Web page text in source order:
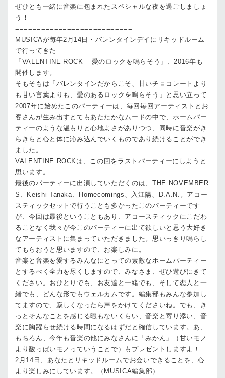
ぜひとも一緒に音楽に包まれたスペシャルな夜を過ごしましょ
う！
===========================
MUSICAが毎年2月14日・バレンタインデイにリキッドルーム
で行ってきた
「VALENTINE ROCK – 愛のロックを鳴らそう」、2016年も
開催します。
そもそもは「バレンタインだからこそ、甘いチョコレートより
も甘い言葉よりも、愛のあるロックを鳴らそう」と思い立って
2007年に始めたこのパーティーは、毎回毎回アーティストとお
客さんが生み出すとてもあたたかなムードの中で、ホームパー
ティーのような温もりと心地よさがありつつ、同時に音楽がき
らきらと心と体に沁み込んでいくものであり続けることができ
ました。
VALENTINE ROCKは、この回をラストパーティーにしようと
思います。
最後のパーティーに出演していただくのは、THE NOVEMBER
S、Keishi Tanaka、Homecomings、入江陽、D.A.N.。アコー
スティックセットで行うことも多かったこのパーティーです
が、今回は最後ということもあり、アコースティックにこだわ
ることなく我々が今このパーティーに出て欲しいと思う大好き
なアーティストに集まっていただきました。思いっきり鳴らし
てもらおうと思いますので、お楽しみに。
音楽と音楽を愛するみんなにとっての素敵なホームパーティー
とするべく全力を尽くしますので、みなさま、ぜひ遊びにきて
ください。おひとりでも、お友達と一緒でも、そして恋人と一
緒でも、どんな形でもウェルカムです。編集部もみんな参加し
てますので、寂しくなったら声をかけてくださいね。でも、き
っとそんなことを感じる暇もないくらい、音楽と寄り添い、音
楽に胸躍らせ続ける時間になるはずだと確信しています。あ、
もちろん、今年も音楽の他にみなさんに「みかん」（甘いモノ
より酸っぱいモノっていうことで）もプレゼントしますよ！
2月14日、あなたとリキッドルームでお会いできることを、心
より楽しみにしています。（MUSICA編集部）